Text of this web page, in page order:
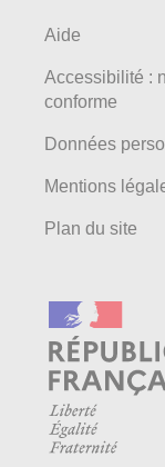
Aide
Accessibilité :
conforme
Données
Mentions
Plan du site